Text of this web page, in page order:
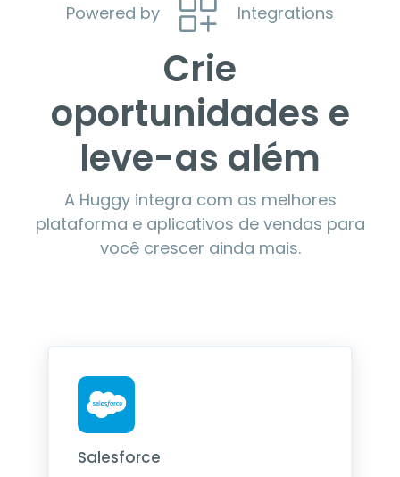
Powered by Integrations
Crie
oportunidades e
leve-as além
A Huggy integra com as melhores
plataforma e aplicativos de vendas para
você crescer ainda mais.
Salesforce